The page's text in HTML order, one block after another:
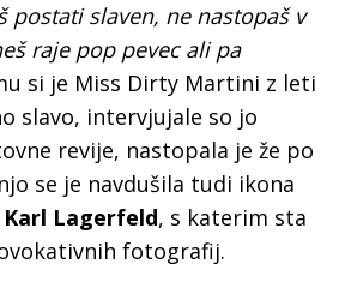
postati slaven, ne nastopaš v
raje pop pevec ali pa
si je Miss Dirty Martini z leti
slavo, intervjujale so jo
revije, nastopala je že po
se je navdušila tudi ikona
Karl Lagerfeld, s katerim sta
fotografij.